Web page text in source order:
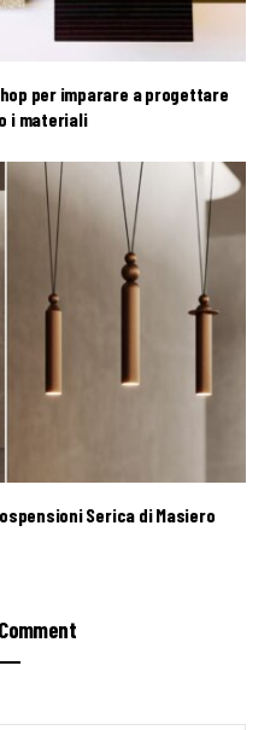
per imparare a progettare
i materiali
Serica di Masiero